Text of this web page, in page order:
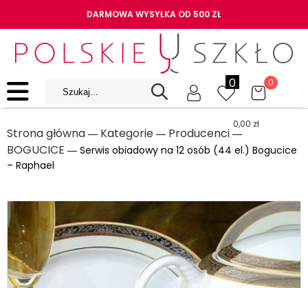
DARMOWA WYSYŁKA OD 500 ZŁ
0 0
0,00 zł
Strona główna ― Kategorie ― Producenci ―
BOGUCICE ― Serwis obiadowy na 12 osób (44 el.) Bogucice
– Raphael